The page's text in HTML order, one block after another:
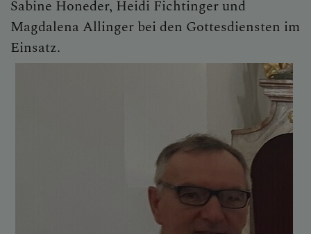
Sabine Honeder, Heidi Fichtinger und
Magdalena Allinger bei den Gottesdiensten im
Einsatz.